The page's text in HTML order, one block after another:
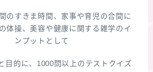
のすきま時間、家事や育児の合間に
体操、美容や健康に関する雑学のイ
ンプットとして
目的に、1000問以上のテストクイズ